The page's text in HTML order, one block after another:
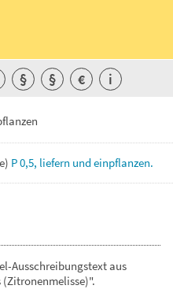
P0,5, liefern undeinpflanzen.
Ausschreibungstext aus
§ § € i